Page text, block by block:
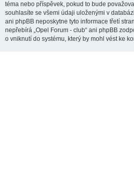
téma nebo příspěvek, pokud to bude
souhlasíte se všemi údaji uloženými v
ani phpBB neposkytne tyto informace třetí
nepřebírá „Opel Forum - club“ ani phpBB
o vniknutí do systému, který by mohl vést ke